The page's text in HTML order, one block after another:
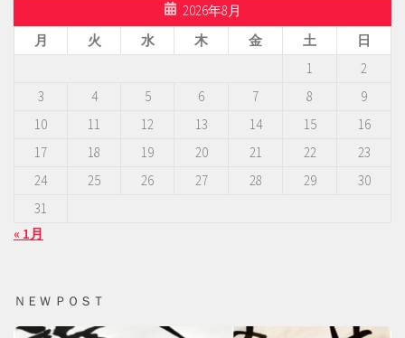
2026年8月
月
火 水 木 金 土
日
1
2
3
4 5 6 7 8
9
10
11 12 13 14 15
16
17
18 19 20 21 22
23
24
25 26 27 28 29
30
31
« 1月
ＮＥＷ ＰＯＳＴ